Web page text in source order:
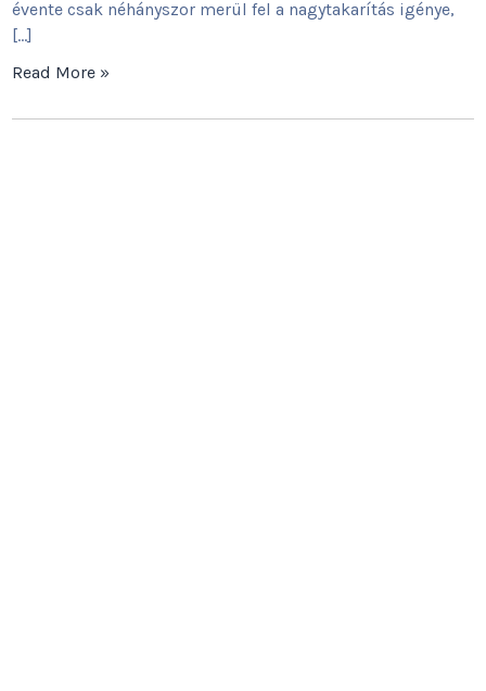
évente csak néhányszor merül fel a nagytakarítás igénye,
[…]
Read More »